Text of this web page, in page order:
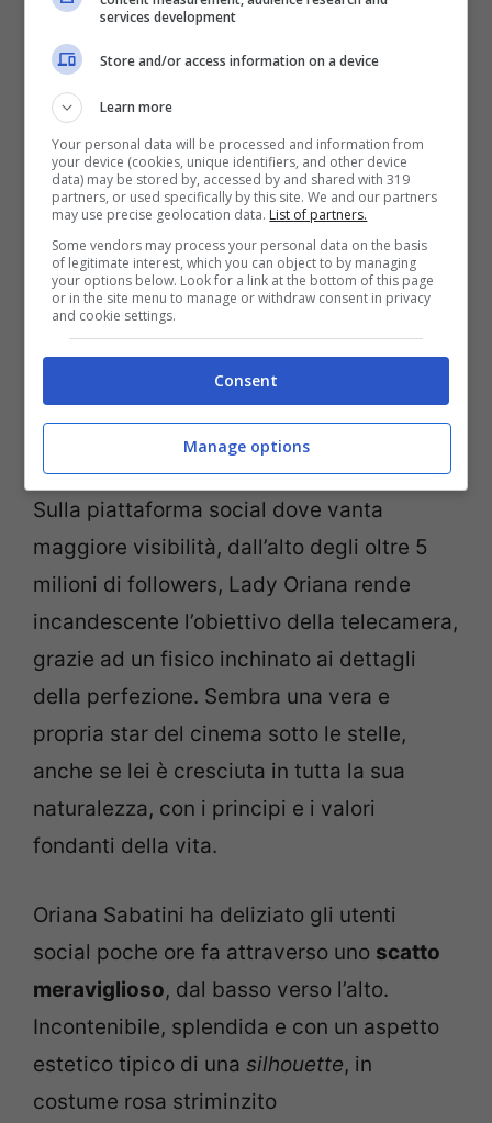
Non accenna a fermarsi l’istinto di
positività di Oriana Sabatini,la web
influencer di Instagram, meglio conosciuta
come la compagna mozzafiato di Paulo
Dybala. Man mano che cresce il suo
appeal in pubblico non tradisce mai il
fascino sublimeche traspare da ogni
angolo del suo corpo.
Sulla piattaforma social dove vanta
maggiore visibilità, dall’alto degli oltre 5
milioni di followers, Lady Oriana rende
incandescente l’obiettivo della telecamera,
grazie ad un fisico inchinato ai dettagli
della perfezione. Sembra una vera e
propria star del cinema sotto le stelle,
anche se lei è cresciuta in tutta la sua
naturalezza, con i principi e i valori
fondanti della vita.
Oriana Sabatini ha deliziato gli utenti
social poche ore fa attraverso uno scatto
meraviglioso, dal basso verso l’alto.
Incontenibile, splendida e con un aspetto
estetico tipico di una silhouette, in
costume rosa striminzito
services development
Store and/or access information on a device
Learn more
Your personal data will be processed and information from
your device (cookies, unique identifiers, and other device
data) may be stored by, accessed by and shared with 319
partners, or used specifically by this site. We and our partners
may use precise geolocation data. List of partners.
Some vendors may process your personal data on the basis
of legitimate interest, which you can object to by managing
your options below. Look for a link at the bottom of this page
or in the site menu to manage or withdraw consent in privacy
and cookie settings.
Consent
Manage options